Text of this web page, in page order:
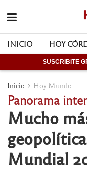
INICIO HOY
SUSCRIBITE
Inicio Hoy Mundo
Panorama
Mucho
Mundial